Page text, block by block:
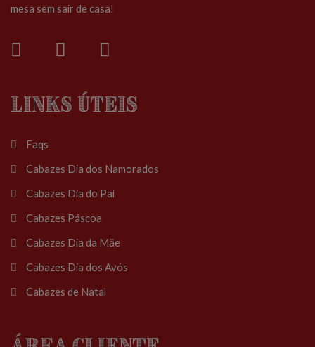
mesa sem sair de casa!
Links Úteis
Faqs
Cabazes Dia dos Namorados
Cabazes Dia do Pai
Cabazes Páscoa
Cabazes Dia da Mãe
Cabazes Dia dos Avós
Cabazes de Natal